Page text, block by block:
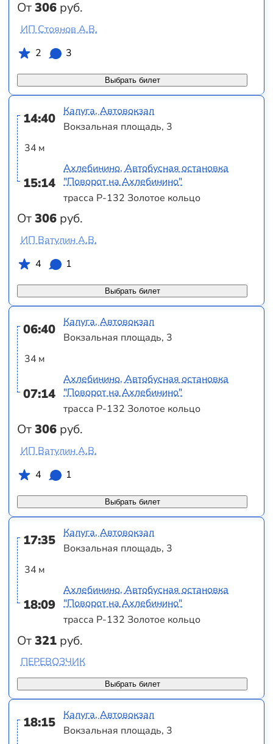
От306 руб.
Выбрать билет
ИП Стоянов А.В.
2
3
14:40
34 м
15:14
От306 руб.
Калуга, Автовокзал
Вокзальная площадь, 3
Ахлебинино, Автобусная остановка
"Поворот на Ахлебинино"
трасса Р-132 Золотое кольцо
Выбрать билет
ИП Ватулин А.В.
4
1
06:40
34 м
07:14
От306 руб.
Калуга, Автовокзал
Вокзальная площадь, 3
Ахлебинино, Автобусная остановка
"Поворот на Ахлебинино"
трасса Р-132 Золотое кольцо
Выбрать билет
ИП Ватулин А.В.
4
1
17:35
34 м
18:09
От321 руб.
Калуга, Автовокзал
Вокзальная площадь, 3
Ахлебинино, Автобусная остановка
"Поворот на Ахлебинино"
трасса Р-132 Золотое кольцо
Выбрать билет
ПЕРЕВОЗЧИК
18:15
Калуга, Автовокзал
Вокзальная площадь, 3